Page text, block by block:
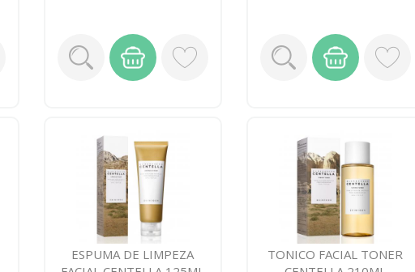
ESPUMA DE LIMPEZA
TONICO FACIAL TONER